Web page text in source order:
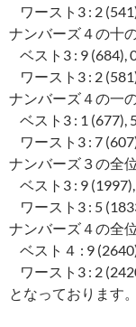
ワースト3 : 2
ナンバーズ４の十
ベスト3 : 9 (684),
ワースト3 : 2
ナンバーズ４の一
ベスト3 : 1 (677),
ワースト3 : 7
ナンバーズ３の全
ベスト3 : 9
ワースト3 : 5
ナンバーズ４の全
ベスト４ : 9
ワースト3 : 2
となっております。